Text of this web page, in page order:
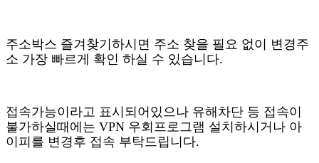
주소박스 즐겨찾기하시면 주소 찾을 필요 없이 변경주
소 가장 빠르게 확인 하실 수 있습니다.
접속가능이라고 표시되어있으나 유해차단 등 접속이
불가하실때에는 VPN 우회프로그램 설치하시거나 아
이피를 변경후 접속 부탁드립니다.